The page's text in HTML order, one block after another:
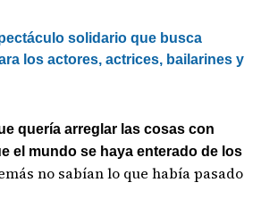
solidario que busca
los actores, actrices, bailarines y
quería arreglar las cosas con
el mundo se haya enterado de los
no sabían lo que había pasado